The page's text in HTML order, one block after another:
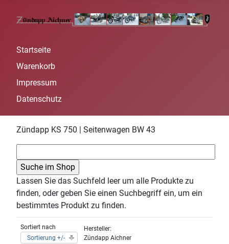
Startseite
Warenkorb
Impressum
Datenschutz
Zündapp KS 750 | Seitenwagen BW 43
Lassen Sie das Suchfeld leer um alle Produkte zu
finden, oder geben Sie einen Suchbegriff ein, um ein
bestimmtes Produkt zu finden.
Sortiert nach
Sortierung +/-
Hersteller:
Zündapp Aichner